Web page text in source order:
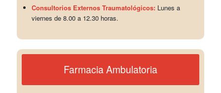
Consultorios Externos Traumatológicos: Lunes a
viernes de 8.00 a 12.30 horas.
Farmacia Ambulatoria